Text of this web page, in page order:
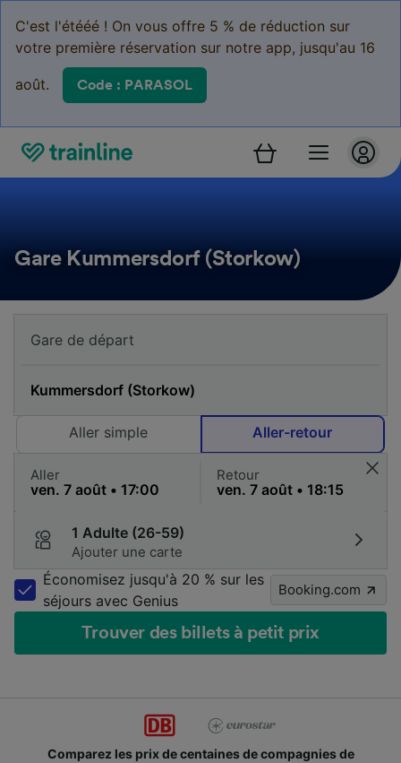
C'est l'étééé ! On vous offre 5 % de réduction sur
votre première réservation sur notre app, jusqu'au 16
août. Code : PARASOL
Gare Kummersdorf (Storkow)
Aller simple Aller-retour
Aller Retour
1 Adulte (26-59)
Ajouter une carte
Économisez jusqu'à 20 % sur les
séjours avec Genius
Booking.com
Trouver des billets à petit prix
de compagnies de
Des millions de